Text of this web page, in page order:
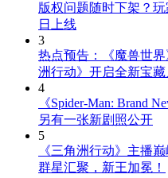
版权问题随时下架？
日上线
3
热点预告：《魔兽世
洲行动》开启全新宝藏
4
《Spider-Man: Brand
另有一张新剧照公开
5
《三角洲行动》主播
群星汇聚，新王加冕！